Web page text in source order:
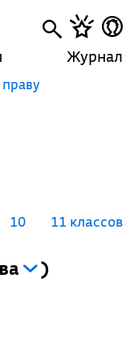
Журнал
10 11 классов
)